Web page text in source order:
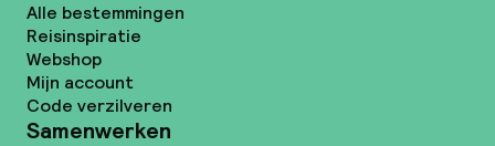
Alle bestemmingen
Reisinspiratie
Webshop
Mijn account
Code verzilveren
Samenwerken